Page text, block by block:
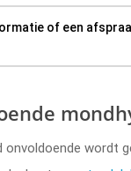
of een
onvoldoende wordt